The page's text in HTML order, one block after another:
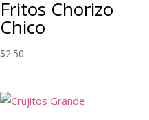
Fritos Chorizo
Chico
$2.50